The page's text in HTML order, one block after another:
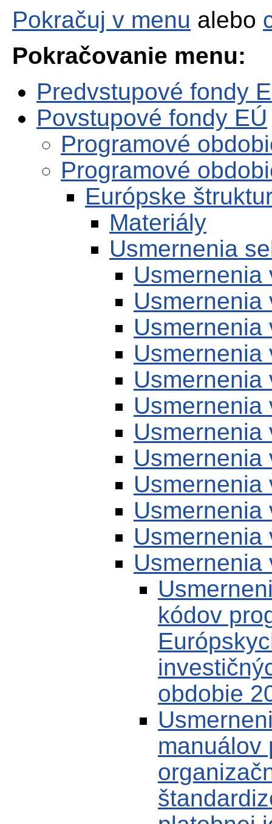
Pokračuj v menu alebo
Pokračovanie menu:
Predvstupové fondy
Povstupové fondy EÚ
Programové
Programové
Európske
Materiály
Usmernenia
Usmernenia
Usmernenia
Usmernenia
Usmernenia
Usmernenia
Usmernenia
Usmernenia
Usmernenia
Usmernenia
Usmernenia
Usmernenia
Usmernenia
kódov
obdobie
manuálov